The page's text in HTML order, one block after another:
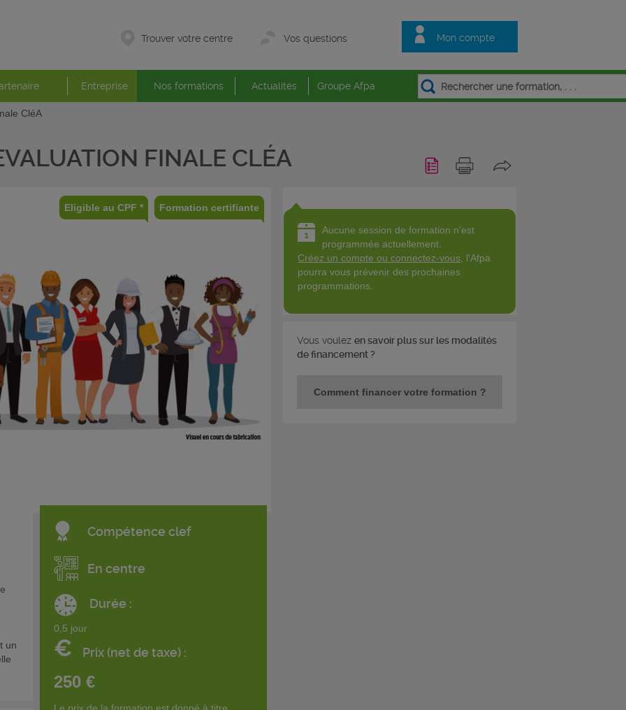
Mon compte
Trouver votre centre Vos questions
Entreprise Nos formations Actualités Groupe Afpa
CléA
FINALE CLÉA
Eligible au CPF * Formation certifiante
un
Compétence clef
En centre
Durée :
0,5 jour
€ Prix (net de taxe) :
250 €
Aucune session de formation n'est
programmée actuellement.
Créez un compte ou connectez-vous , l'Afpa
pourra vous prévenir des prochaines
programmations.
Vous voulezen savoir plus sur les modalités
de financement ?
Comment financer votre formation ?